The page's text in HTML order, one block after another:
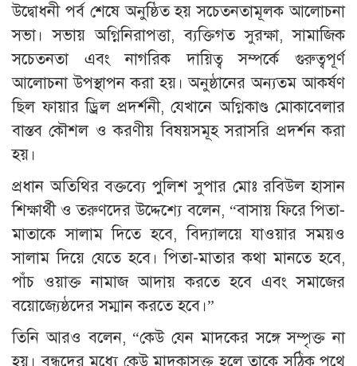
উদ্বোধনী পর্ব শেষে অনুষ্ঠিত হয় সচেতনতামূলক আলোচনা
সভা। সভায় অগ্নিনিরাপত্তা, ব্যক্তিগত সুরক্ষা, সামাজিক
সচেতনতা এবং নাগরিক দায়িত্ব সম্পর্কে গুরুত্বপূর্ণ
আলোচনা উপস্থাপন করা হয়। অনুষ্ঠানের অন্যতম আকর্ষণ
ছিল ফায়ার ড্রিল প্রদর্শনী, যেখানে অগ্নিকাণ্ড মোকাবেলার
বাস্তব কৌশল ও করণীয় বিষয়সমূহ সরাসরি প্রদর্শন করা
হয়।
প্রধান অতিথির বক্তব্যে পুলিশ সুপার মোঃ রবিউল হাসান
শিক্ষার্থী ও তরুণদের উদ্দেশ্যে বলেন, “বাসায় ফিরে পিতা-
মাতাকে সালাম দিতে হবে, বিদ্যালয়ে যাওয়ার সময়ও
সালাম দিয়ে যেতে হবে। পিতা-মাতার কথা মানতে হবে,
পাঁচ ওয়াক্ত নামাজ আদায় করতে হবে এবং সমাজের
বয়োজ্যেষ্ঠদের সম্মান করতে হবে।”
তিনি আরও বলেন, “কেউ যেন মাদকের সঙ্গে সম্পৃক্ত না
হয়। বন্ধুদের মধ্যে কেউ মাদকাসক্ত হলে তাকে সঠিক পথে